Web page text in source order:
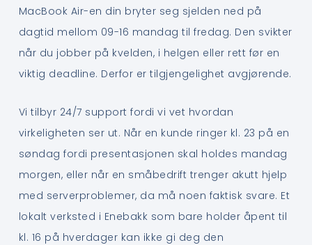
MacBook Air-en din bryter seg sjelden ned på
dagtid mellom 09-16 mandag til fredag. Den svikter
når du jobber på kvelden, i helgen eller rett før en
viktig deadline. Derfor er tilgjengelighet avgjørende.
Vi tilbyr 24/7 support fordi vi vet hvordan
virkeligheten ser ut. Når en kunde ringer kl. 23 på en
søndag fordi presentasjonen skal holdes mandag
morgen, eller når en småbedrift trenger akutt hjelp
med serverproblemer, da må noen faktisk svare. Et
lokalt verksted i Enebakk som bare holder åpent til
kl. 16 på hverdager kan ikke gi deg den